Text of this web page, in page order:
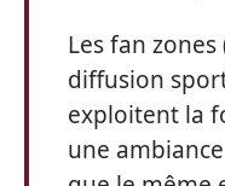
Les fan
diffusion
exploitent la
une